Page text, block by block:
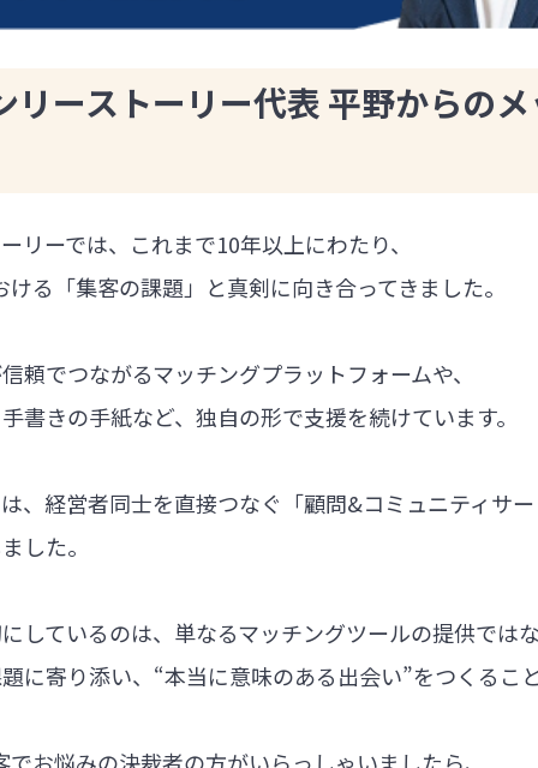
リーストーリー代表 平野からの
リーでは、これまで10年以上にわたり、
る「集客の課題」と真剣に向き合ってきました。
頼でつながるマッチングプラットフォームや、
書きの手紙など、独自の形で支援を続けています。
、経営者同士を直接つなぐ「顧問&コミュニティサ
した。
しているのは、単なるマッチングツールの提供では
に寄り添い、“本当に意味のある出会い”をつくるこ
お悩みの決裁者の方がいらっしゃいましたら、